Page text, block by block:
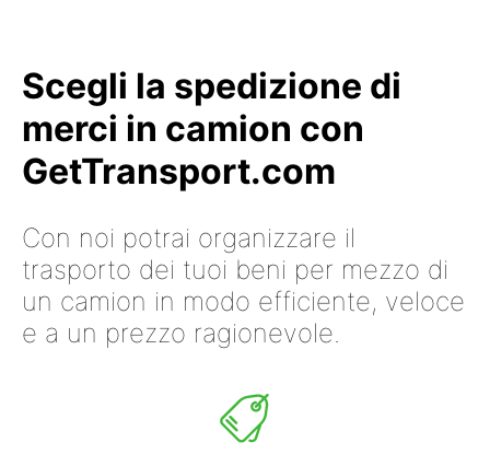
Scegli la spedizione di
merci in camion con
GetTransport.com
Con noi potrai organizzare il
trasporto dei tuoi beni per mezzo di
un camion in modo efficiente, veloce
e a un prezzo ragionevole.